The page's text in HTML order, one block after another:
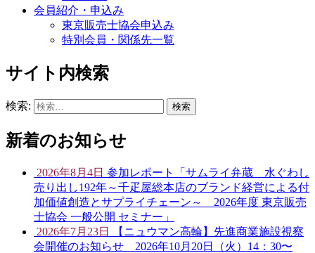
会員紹介・申込み
東京販売士協会申込み
特別会員・関係先一覧
サイト内検索
検索:
新着のお知らせ
2026年8月4日 参加レポート「サムライ弁蔵 水ぐわし
売り出し192年～千疋屋総本店のブランド経営による付
加価値創造とサプライチェーン～ 2026年度 東京販売
士協会 一般公開 セミナー」
2026年7月23日
【ニュウマン高輪】先進商業施設視察
会開催のお知らせ 2026年10月20日（火）14：30〜